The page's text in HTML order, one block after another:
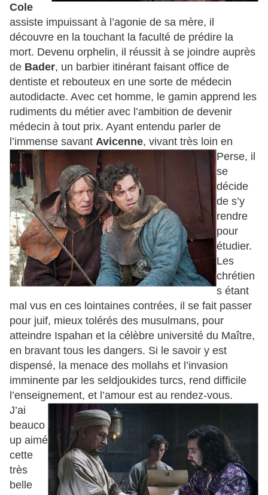
Cole
assiste impuissant à l’agonie de sa mère, il
découvre en la touchant la faculté de prédire la
mort. Devenu orphelin, il réussit à se joindre auprès
de Bader, un barbier itinérant faisant office de
dentiste et rebouteux en une sorte de médecin
autodidacte. Avec cet homme, le gamin apprend les
rudiments du métier avec l’ambition de devenir
médecin à tout prix. Ayant entendu parler de
l’immense savant Avicenne, vivant très loin en
Perse, il
se
décide
de s’y
rendre
pour
étudier.
Les
chrétien
s étant
mal vus en ces lointaines contrées, il se fait passer
pour juif, mieux tolérés des musulmans, pour
atteindre Ispahan et la célèbre université du Maître,
en bravant tous les dangers. Si le savoir y est
dispensé, la menace des mollahs et l’invasion
imminente par les seldjoukides turcs, rend difficile
l’enseignement, et l’amour est au rendez-vous.
J’ai
beauco
up aimé
cette
très
belle